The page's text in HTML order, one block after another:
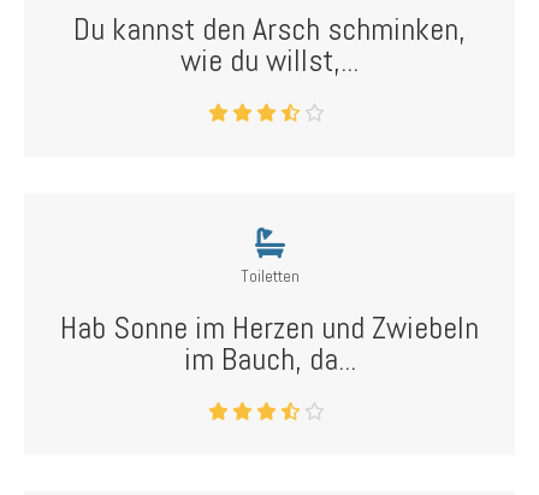
Du kannst den Arsch schminken,
wie du willst,...
Toiletten
Hab Sonne im Herzen und Zwiebeln
im Bauch, da...